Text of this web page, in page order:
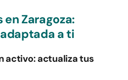
Zaragoza:
a ti
activo: actualiza tus